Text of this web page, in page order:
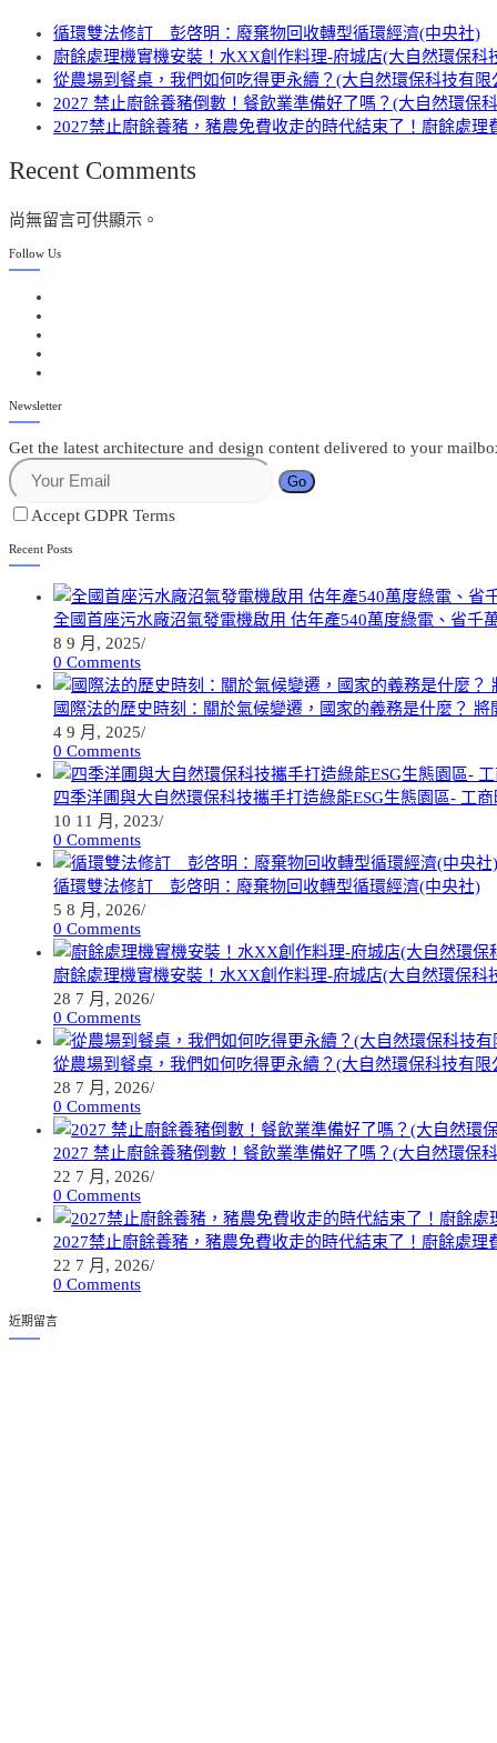
循環雙法修訂 彭啓明：廢棄物回收轉型循環經濟(中央社)
廚餘處理機實機安裝！水XX創作料理-府城店(大自然環保科
從農場到餐桌，我們如何吃得更永續？(大自然環保科技有限
2027 禁止廚餘養豬倒數！餐飲業準備好了嗎？(大自然環保
2027禁止廚餘養豬，豬農免費收走的時代結束了！廚餘處
Recent Comments
尚無留言可供顯示。
Follow Us
Newsletter
Get the latest architecture and design content delivered to your
Go
Accept GDPR Terms
Recent Posts
全國首座污水廠沼氣發電機啟用 估年產540萬度綠電、省千
8 9 月, 2025/
0 Comments
國際法的歷史時刻：關於氣候變遷，國家的義務是什麼？
4 9 月, 2025/
0 Comments
四季洋圃與大自然環保科技攜手打造綠能ESG生態園區- 工
10 11 月, 2023/
0 Comments
循環雙法修訂 彭啓明：廢棄物回收轉型循環經濟(中央社)
5 8 月, 2026/
0 Comments
廚餘處理機實機安裝！水XX創作料理-府城店(大自然環保科
28 7 月, 2026/
0 Comments
從農場到餐桌，我們如何吃得更永續？(大自然環保科技有限
28 7 月, 2026/
0 Comments
2027 禁止廚餘養豬倒數！餐飲業準備好了嗎？(大自然環保
22 7 月, 2026/
0 Comments
2027禁止廚餘養豬，豬農免費收走的時代結束了！廚餘處
22 7 月, 2026/
0 Comments
近期留言